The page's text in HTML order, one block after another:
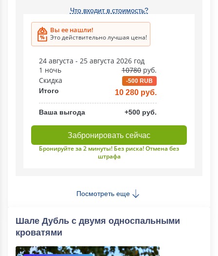
Что входит в стоимость?
Вы ее нашли!
Это действительно лучшая цена!
24 августа - 25 августа 2026 год
1 ночь
10780 руб.
Скидка
-500 RUB
Итого 10 280 руб.
Ваша выгода +500 руб.
Забронировать сейчас
Бронируйте за 2 минуты! Без риска! Отмена без
штрафа
Посмотреть еще
Шале Дубль с двумя односпальными
кроватями